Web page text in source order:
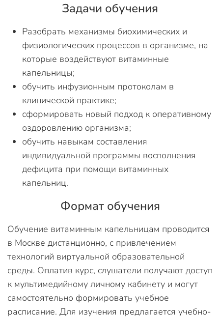
Задачи обучения
Разобрать механизмы биохимических и
физиологических процессов в организме, на
которые воздействуют витаминные
капельницы;
обучить инфузионным протоколам в
клинической практике;
сформировать новый подход к оперативному
оздоровлению организма;
обучить навыкам составления
индивидуальной программы восполнения
дефицита при помощи витаминных
капельниц.
Формат обучения
Обучение витаминным капельницам проводится
в Москве дистанционно, с привлечением
технологий виртуальной образовательной
среды. Оплатив курс, слушатели получают доступ
к мультимедийному личному кабинету и могут
самостоятельно формировать учебное
расписание. Для изучения предлагается учебно-